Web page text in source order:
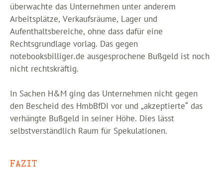
überwachte das Unternehmen unter anderem
Arbeitsplätze, Verkaufsräume, Lager und
Aufenthaltsbereiche, ohne dass dafür eine
Rechtsgrundlage vorlag. Das gegen
notebooksbilliger.de ausgesprochene Bußgeld ist noch
nicht rechtskräftig.
In Sachen H&M ging das Unternehmen nicht gegen
den Bescheid des HmbBfDI vor und „akzeptierte“ das
verhängte Bußgeld in seiner Höhe. Dies lässt
selbstverständlich Raum für Spekulationen.
FAZIT